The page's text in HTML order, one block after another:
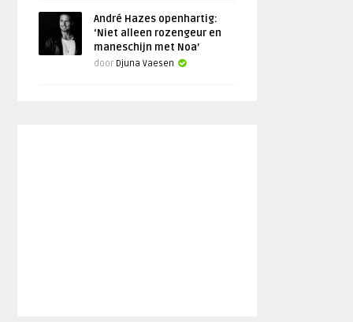
André Hazes openhartig:
‘Niet alleen rozengeur en
maneschijn met Noa’
door Djuna Vaesen